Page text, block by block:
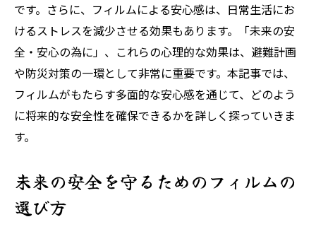
紫外線カットフィルムの選び方と注意点
安心できる環境を作る紫外線カットフィル
ムの導入法
災害に強い窓フィルムで未来の安全・安心を確
保する方法
災害に備える窓フィルムの活用法
災害に強いフィルムで家庭を守る方法
です。さらに、フィルムによる安心感は、日常生活にお
けるストレスを減少させる効果もあります。「未来の安
全・安心の為に」、これらの心理的な効果は、避難計画
や防災対策の一環として非常に重要です。本記事では、
フィルムがもたらす多面的な安心感を通じて、どのよう
に将来的な安全性を確保できるかを詳しく探っていきま
す。
未来の安全を守るためのフィルムの
選び方